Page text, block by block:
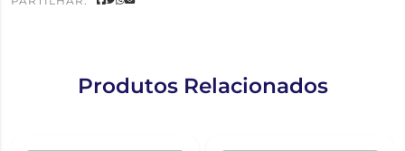
Produtos Relacionados